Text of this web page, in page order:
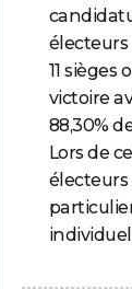
électeurs
11
victoire
88,30%
Lors de
électeurs